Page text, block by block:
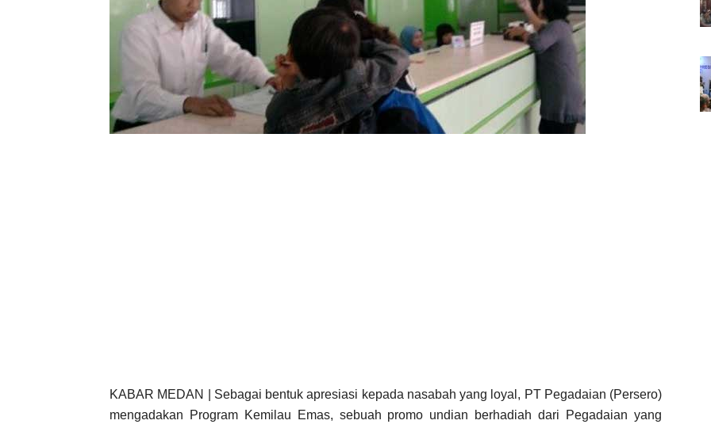
KABAR MEDAN | Sebagai bentuk apresiasi kepada nasabah yang loyal, PT Pegadaian (Persero)
mengadakan Program Kemilau Emas, sebuah promo undian berhadiah dari Pegadaian yang